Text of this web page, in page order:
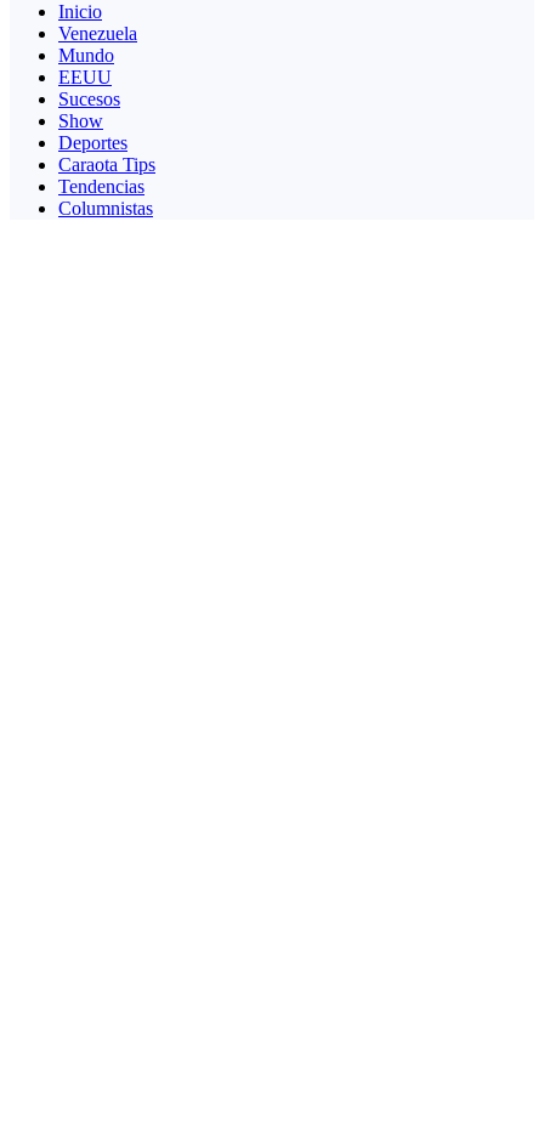
Inicio
Venezuela
Mundo
EEUU
Sucesos
Show
Deportes
Caraota Tips
Tendencias
Columnistas